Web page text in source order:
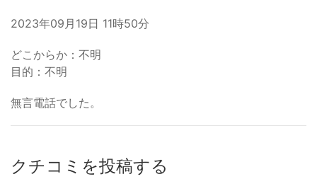
2023年09月19日 11時50分
どこからか：不明
目的：不明
無言電話でした。
クチコミを投稿する